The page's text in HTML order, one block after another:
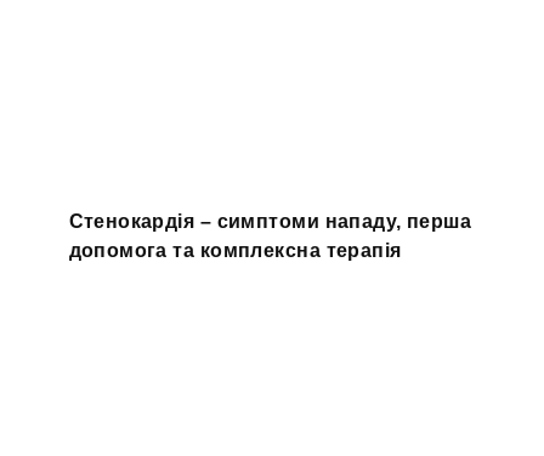
Стенокардія – симптоми нападу, перша
допомога та комплексна терапія